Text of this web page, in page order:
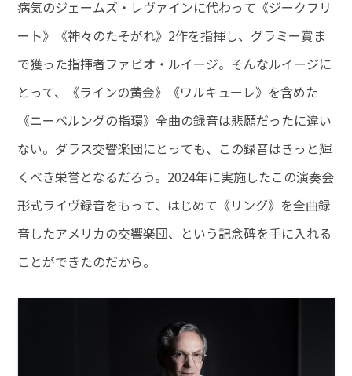
病気のジェームズ・レヴァインに代わって《ジークフリ
ート》《神々のたそがれ》2作を指揮し、グラミー賞ま
で獲った指揮者ファビオ・ルイージ。そんなルイージに
とって、《ラインの黄金》《ワルキューレ》を含めた
《ニーベルングの指環》全曲の録音は悲願だったに違い
ない。ダラス交響楽団にとっても、この録音はきっと輝
くべき栄誉となるだろう。2024年に実施したこの演奏会
形式ライヴ録音をもって、はじめて《リング》を全曲録
音したアメリカの交響楽団、という記念碑を手に入れる
ことができたのだから。